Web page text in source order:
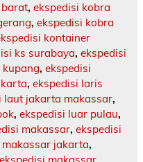
, ekspedisi kobra
, ekspedisi kobra
kontainer
ks surabaya, ekspedisi
kupang, ekspedisi
, ekspedisi laris
laut jakarta makassar,
, ekspedisi luar pulau,
makassar, ekspedisi
jakarta,